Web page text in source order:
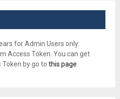
for Admin Users only:
Access Token. You can get
Token by go to this page